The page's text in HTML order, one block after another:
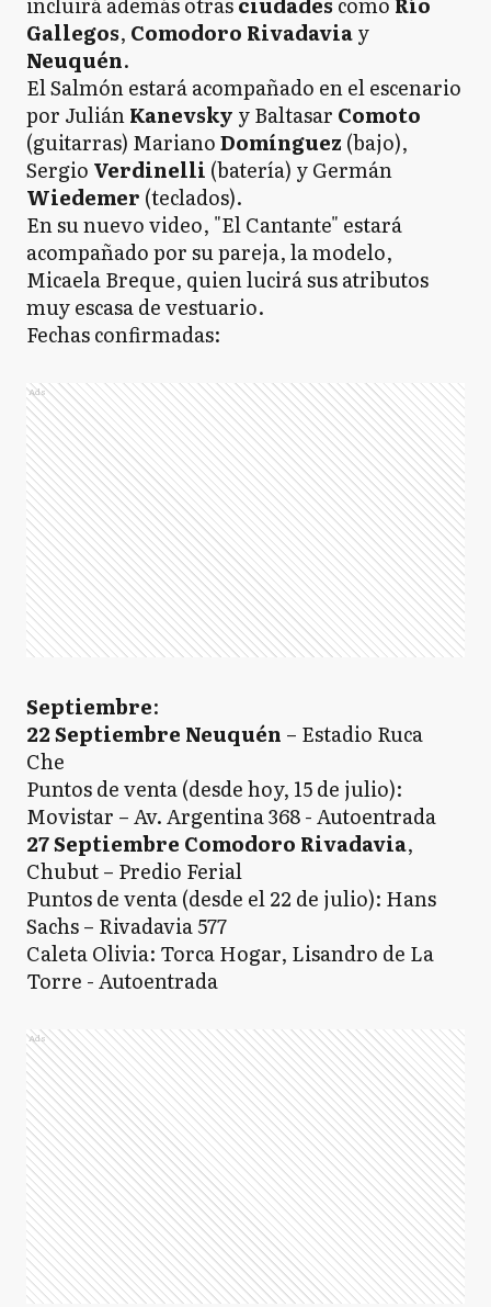
Gallegos, Comodoro Rivadaviay
Neuquén.
El Salmón estará acompañado en el escenario
por JuliánKanevsky y Baltasar Comoto
(guitarras) MarianoDomínguez (bajo),
Sergio Verdinelli (batería) y Germán
Wiedemer (teclados).
En su nuevo video, "El Cantante" estará
acompañado por su pareja, la modelo,
Micaela Breque, quien lucirá sus atributos
muy escasa de vestuario.
Fechas confirmadas:
Ads
Septiembre:
22 Septiembre Neuquén – Estadio Ruca
Che
Puntos de venta (desde hoy, 15 de julio):
Movistar – Av. Argentina 368 - Autoentrada
27 Septiembre Comodoro Rivadavia,
Chubut – Predio Ferial
Puntos de venta (desde el 22 de julio): Hans
Sachs – Rivadavia 577
Caleta Olivia: Torca Hogar, Lisandro de La
Torre - Autoentrada
Ads